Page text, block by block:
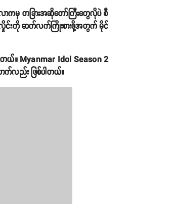
ာကမှ တခြားအဆိုတော်ကြီးတွေလိုပဲ စီ
လှိုင်းကို ဆက်လက်ကြိုးစားဖို့အတွက် မိုင်
။ Myanmar Idol Season 2
က်လည်း ဖြစ်ပါတယ်။